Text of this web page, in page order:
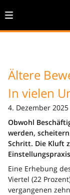
Ältere
In vielen
4. Dezember
Obwohl
werden,
Schritt. Die Kluft
Eine Erhebung
Viertel (22
vergangenen